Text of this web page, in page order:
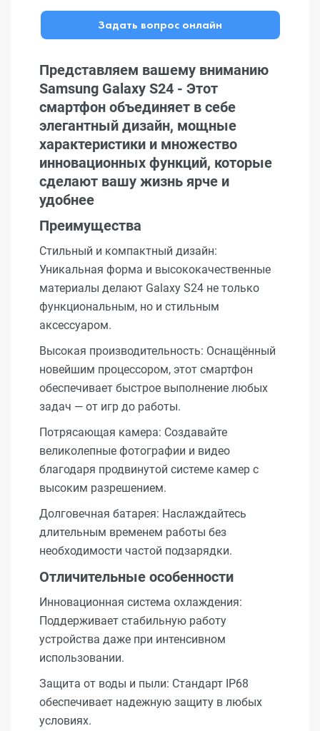
Задать вопрос онлайн
Представляем вашему вниманию
Samsung Galaxy S24 - Этот
смартфон объединяет в себе
элегантный дизайн, мощные
характеристики и множество
инновационных функций, которые
сделают вашу жизнь ярче и
удобнее
Преимущества
Стильный и компактный дизайн:
Уникальная форма и высококачественные
материалы делают Galaxy S24 не только
функциональным, но и стильным
аксессуаром.
Высокая производительность: Оснащённый
новейшим процессором, этот смартфон
обеспечивает быстрое выполнение любых
задач — от игр до работы.
Потрясающая камера: Создавайте
великолепные фотографии и видео
благодаря продвинутой системе камер с
высоким разрешением.
Долговечная батарея: Наслаждайтесь
длительным временем работы без
необходимости частой подзарядки.
Отличительные особенности
Инновационная система охлаждения:
Поддерживает стабильную работу
устройства даже при интенсивном
использовании.
Защита от воды и пыли: Стандарт IP68
обеспечивает надежную защиту в любых
условиях.